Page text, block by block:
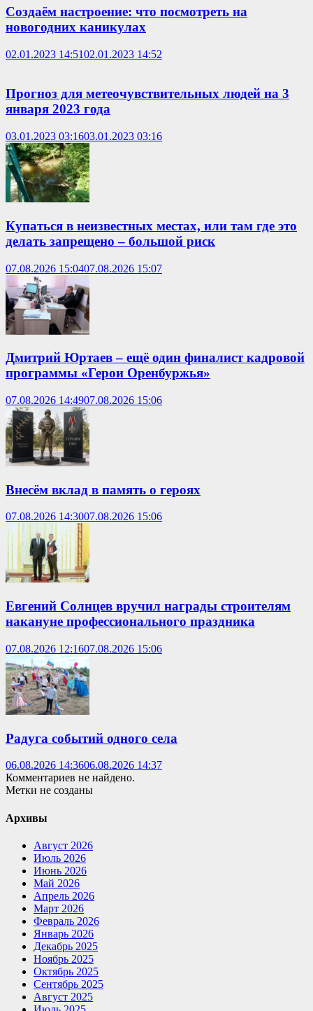
Создаём настроение: что посмотреть на
новогодних каникулах
02.01.2023 14:5102.01.2023 14:52
Прогноз для метеочувствительных людей на 3
января 2023 года
03.01.2023 03:1603.01.2023 03:16
Купаться в неизвестных местах, или там где это
делать запрещено – большой риск
07.08.2026 15:0407.08.2026 15:07
Дмитрий Юртаев – ещё один финалист кадровой
программы «Герои Оренбуржья»
07.08.2026 14:4907.08.2026 15:06
Внесём вклад в память о героях
07.08.2026 14:3007.08.2026 15:06
Евгений Солнцев вручил награды строителям
накануне профессионального праздника
07.08.2026 12:1607.08.2026 15:06
Радуга событий одного села
06.08.2026 14:3606.08.2026 14:37
Комментариев не найдено.
Метки не созданы
Архивы
Август 2026
Июль 2026
Июнь 2026
Май 2026
Апрель 2026
Март 2026
Февраль 2026
Январь 2026
Декабрь 2025
Ноябрь 2025
Октябрь 2025
Сентябрь 2025
Август 2025